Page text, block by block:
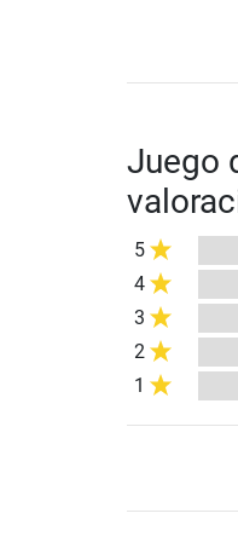
Juego
5
4
3
2
1